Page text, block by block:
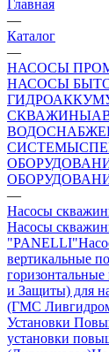
Главная
—
Каталог
—
НАСОСЫ
НАСОСЫ
СКВАЖИНЫ
СИСТЕМЫ
—
Насосы
Насосы
"PANELLI"
вертикальные
и Защиты) для
(ГМС
Установки
установки